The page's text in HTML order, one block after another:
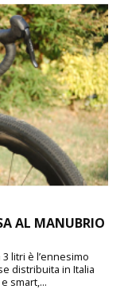
AL MANUBRIO
litri è l’ennesimo
distribuita in Italia
smart,...